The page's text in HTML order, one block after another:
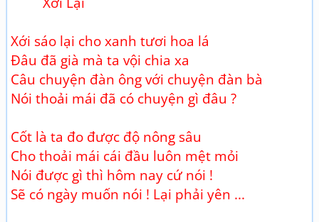
Xới sáo lại cho xanh tươi hoa lá
Đâu đã già mà ta vội chia xa
Câu chuyện đàn ông với chuyện đàn bà
Nói thoải mái đã có chuyện gì đâu ?
Cốt là ta đo được độ nông sâu
Cho thoải mái cái đầu luôn mệt mỏi
Nói được gì thì hôm nay cứ nói !
Sẽ có ngày muốn nói ! Lại phải yên ...